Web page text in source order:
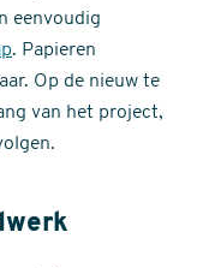
eenvoudig
. Papieren
Op de nieuw te
van het project,